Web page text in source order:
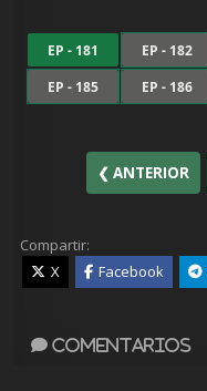
EP - 181 EP - 182
EP - 185
EP - 186
❮ ANTERIOR
Compartir:
X
Facebook
Comentarios